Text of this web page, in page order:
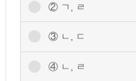
② ㄱ, ㄹ
③ ㄴ, ㄷ
④ ㄴ, ㄹ